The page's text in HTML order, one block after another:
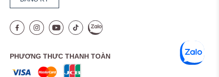
PHƯƠNG THƯC THANH TOÀN